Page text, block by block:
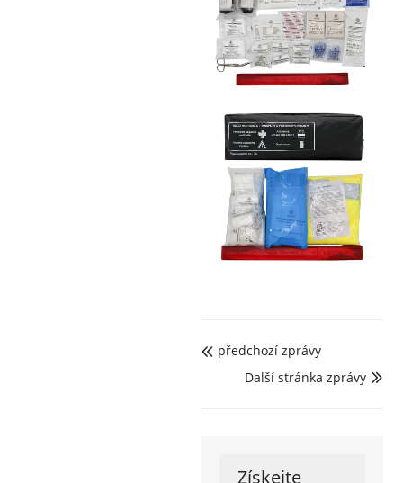
 předchozí zprávy

Další stránka zprávy
Získejte